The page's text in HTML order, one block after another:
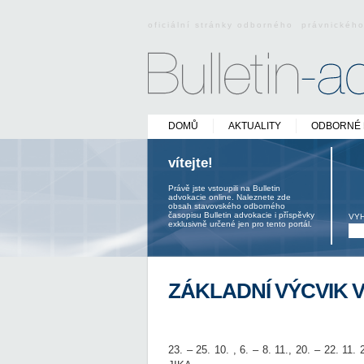
oficiální stránky odborného
DOMŮ AKTUALITY ODBORNÉ
vítejte!
Právě jste vstoupili na Bulletin
advokacie online. Naleznete zde
obsah stavovského odborného
časopisu Bulletin advokacie i příspěvky
exklusivně určené jen pro tento portál.
ZÁKLADNÍ VÝCVIK
23. – 25. 10. , 6. – 8. 11., 20. – 22. 11.